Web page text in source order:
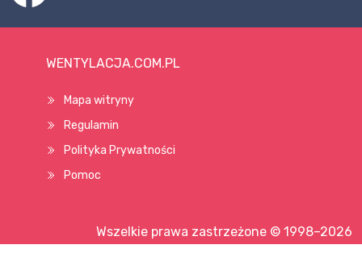
WENTYLACJA.COM.PL
Mapa witryny
Regulamin
Polityka Prywatności
Pomoc
Wszelkie prawa zastrzeżone © 1998–2026